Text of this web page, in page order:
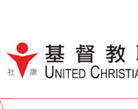
跳到内容（按输入